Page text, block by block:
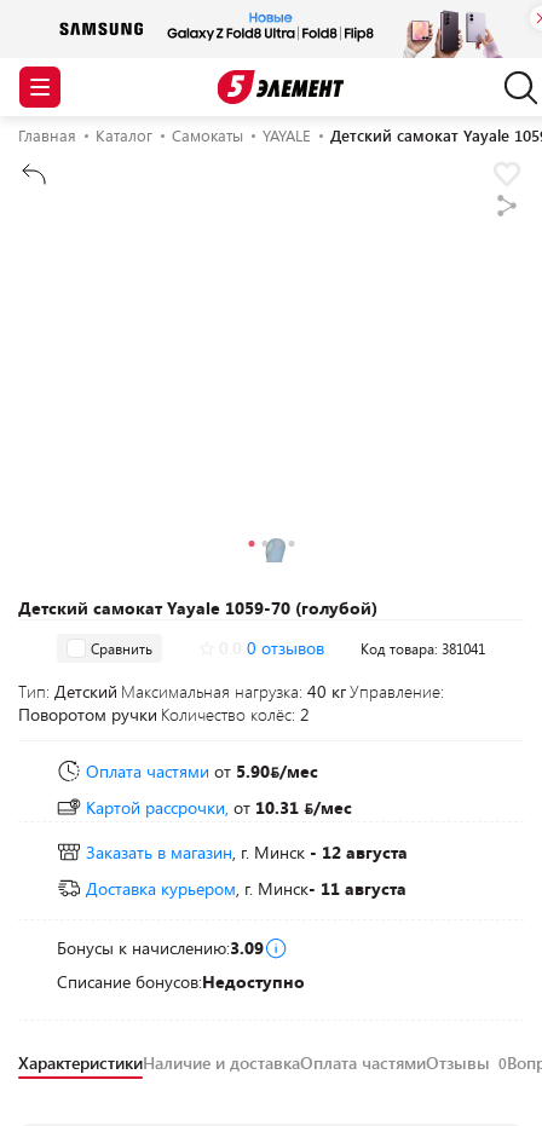
Главная Каталог Самокаты YAYALE Детский самокат Yayale
Детский самокат Yayale 1059-70 (голубой)
Сравнить 0 отзывов Код товара: 381041
Тип: Детский Максимальная нагрузка: 40 кгУправление:
Поворотом ручки Количество колёс: 2
Оплата частями от 5.90 /мес
Картой рассрочки, от 10.31
/мес
Заказать в магазин, г. Минск - 12 августа
Доставка курьером, г. Минск- 11 августа
Бонусы к начислению:3.09
Списание бонусов:Недоступно
ХарактеристикиНаличие и доставкаОплата частямиОтзывы 0